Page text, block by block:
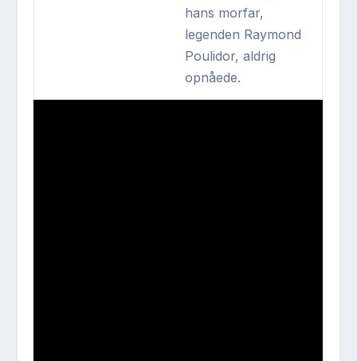
hans morfar,
legenden Raymond
Poulidor, aldrig
opnåede.